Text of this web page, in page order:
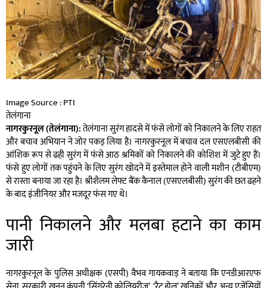
Image Source : PTI
तेलंगाना
नागरकुरनूल (तेलंगाना):तेलंगाना सुरंग हादसे में फंसे लोगों को निकालने के लिए राहत
और बचाव अभियान ने जोर पकड़ लिया है। नागरकुरनूल में बचाव दल एसएलबीसी की
आंशिक रूप से ढही सुरंग में फंसे आठ श्रमिकों को निकालने की कोशिश में जुटे हुए हैं।
फंसे हुए लोगों तक पहुंचने के लिए सुरंग खोदने में इस्तेमाल होने वाली मशीन (टीबीएम)
से रास्ता बनाया जा रहा है। श्रीशैलम लेफ्ट बैंक कैनाल (एसएलबीसी) सुरंग की छत ढहने
के बाद इंजीनियर और मजदूर फंस गए थे।
पानी निकालने और मलबा हटाने का काम
जारी
नागरकुरनूल के पुलिस अधीक्षक (एसपी) वैभव गायकवाड़ ने बताया कि एनडीआरएफ